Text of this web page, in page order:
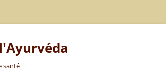
santé